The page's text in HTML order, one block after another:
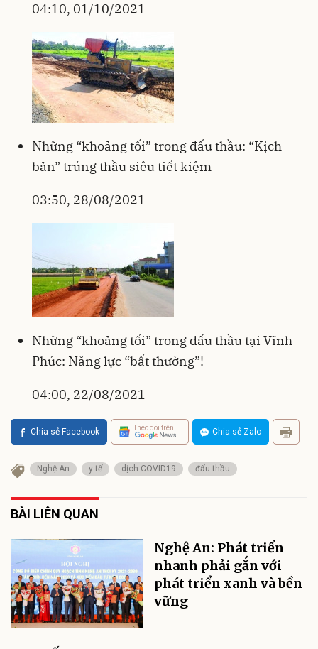
04:10, 01/10/2021
Những “khoảng tối” trong đấu thầu: “Kịch
bản” trúng thầu siêu tiết kiệm
03:50, 28/08/2021
Những “khoảng tối” trong đấu thầu tại Vĩnh
Phúc: Năng lực “bất thường”!
04:00, 22/08/2021
Chia sẻ Facebook Theo dõi trên Chia sẻ Zalo
Nghệ An y tế dịch COVID19 đấu thầu
BÀI LIÊN QUAN
Nghệ An: Phát triển
nhanh phải gắn với
phát triển xanh và bền
vững